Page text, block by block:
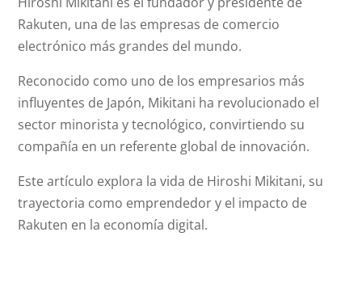
Rakuten, una de las empresas de comercio
electrónico más grandes del mundo.
Reconocido como uno de los empresarios más
influyentes de Japón, Mikitani ha revolucionado el
sector minorista y tecnológico, convirtiendo su
compañía en un referente global de innovación.
Este artículo explora la vida de Hiroshi Mikitani, su
trayectoria como emprendedor y el impacto de
Rakuten en la economía digital.